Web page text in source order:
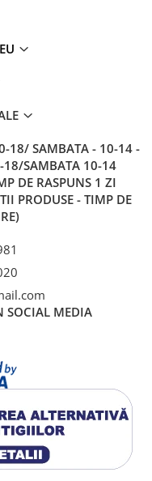
18/ SAMBATA - 10-14 -
18/SAMBATA 10-14
DE RASPUNS 1 ZI
PRODUSE - TIMP DE
SOCIAL MEDIA